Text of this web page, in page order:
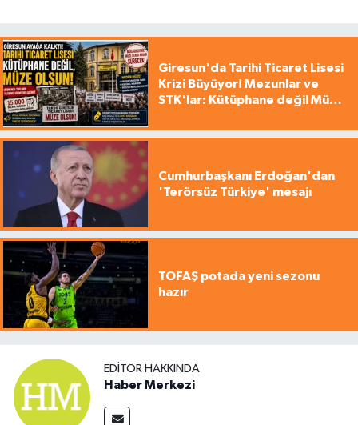
Giresun'da Tarihi Ticaret Lisesi
Krizi Büyüyor! Mezunlar ve
STK'lar: Kütüphane değil Müze
Cumhurbaşkanı Erdoğan'dan
'Terörsüz Türkiye' mesajı
TOFAŞ potada yeni sezonu
hazır
EDITÖR HAKKINDA
Haber Merkezi